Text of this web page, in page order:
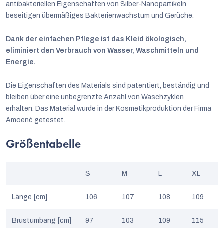
antibakteriellen Eigenschaften von Silber-Nanopartikeln
beseitigen übermäßiges Bakterienwachstum und Gerüche.
Dank der einfachen Pflege ist das Kleid ökologisch,
eliminiert den Verbrauch von Wasser, Waschmitteln und
Energie.
Die Eigenschaften des Materials sind patentiert, beständig und
bleiben über eine unbegrenzte Anzahl von Waschzyklen
erhalten. Das Material wurde in der Kosmetikproduktion der Firma
Amoené getestet.
Größentabelle
S M L XL
Länge [cm] 106 107 108 109
Brustumbang [cm] 97 103 109 115